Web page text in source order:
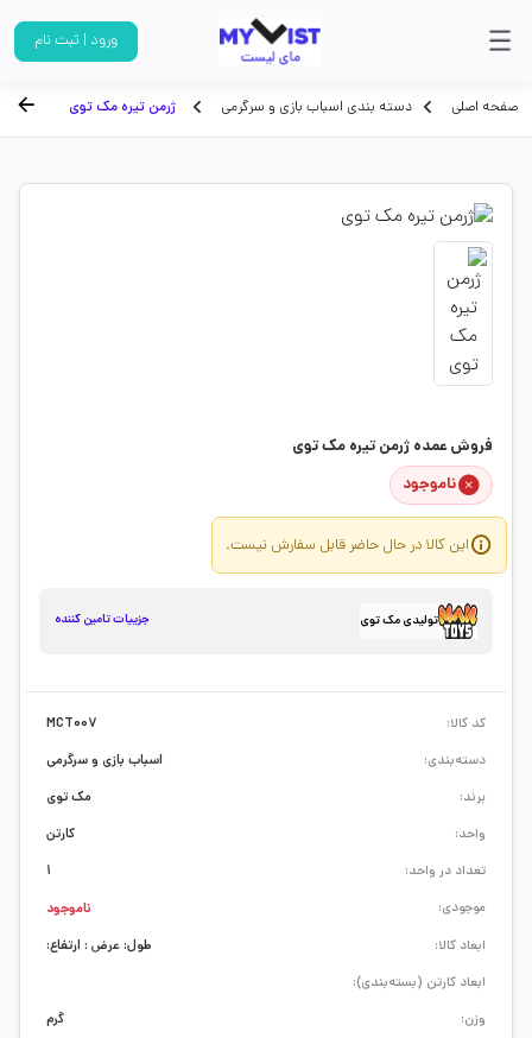
ورود | ثبت نام
صفحه اصلی دسته بندی اسباب بازی و سرگرمی ژرمن تیره مک توی
فروش عمده ژرمن تیره مک توی
ناموجود
این کالا در حال حاضر قابل سفارش نیست.
تولیدی مک توی جزییات تامین کننده
ابعاد کالا:
طول: عرض : ارتفاع:
ابعاد کارتن (بسته‌بندی):
وزن:
گرم
کد کالا:
MCT007
دسته‌بندی:
اسباب بازی و سرگرمی
برند:
مک توی
واحد:
کارتن
تعداد در واحد:
1
موجودی:
ناموجود